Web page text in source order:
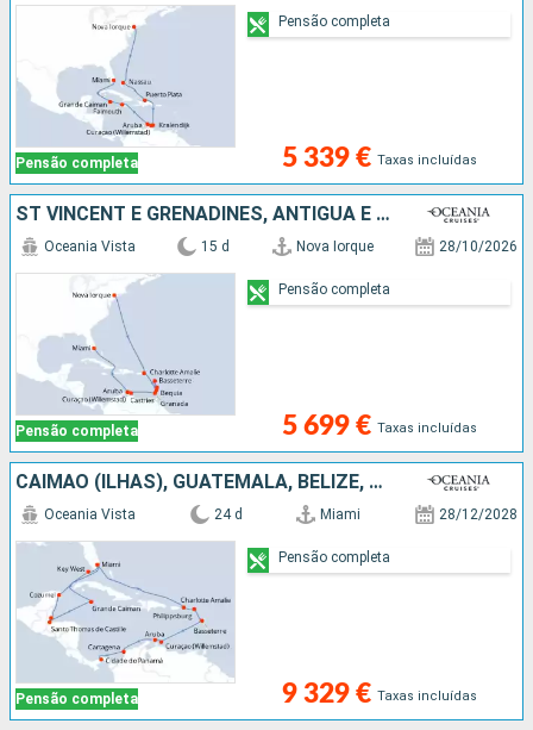
Pensão completa 5 339 € Taxas incluídas
Pensão completa
ST VINCENT E GRENADINES, ANTÍGUA E BARBUDA, GUADALUPE, SANTA LÚCIA, GRENADA, ARUBA, ESTADOS UNIDOS
Pensão completa
Oceania Vista 15 d Nova Iorque 28/10/2026
5 699 € Taxas incluídas
Pensão completa
CAIMÃO (ILHAS), GUATEMALA, BELIZE, CARAIBAS - MEXICO, ESTADOS UNIDOS, SÃO MARTINHO, GUADALUPE, ARUBA, COLÔMBIA, PANAMA
Pensão completa
Oceania Vista 24 d Miami 28/12/2028
9 329 € Taxas incluídas
Pensão completa